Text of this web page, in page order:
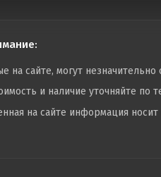
на сайте, могут
и наличие уточняйте
на сайте информация